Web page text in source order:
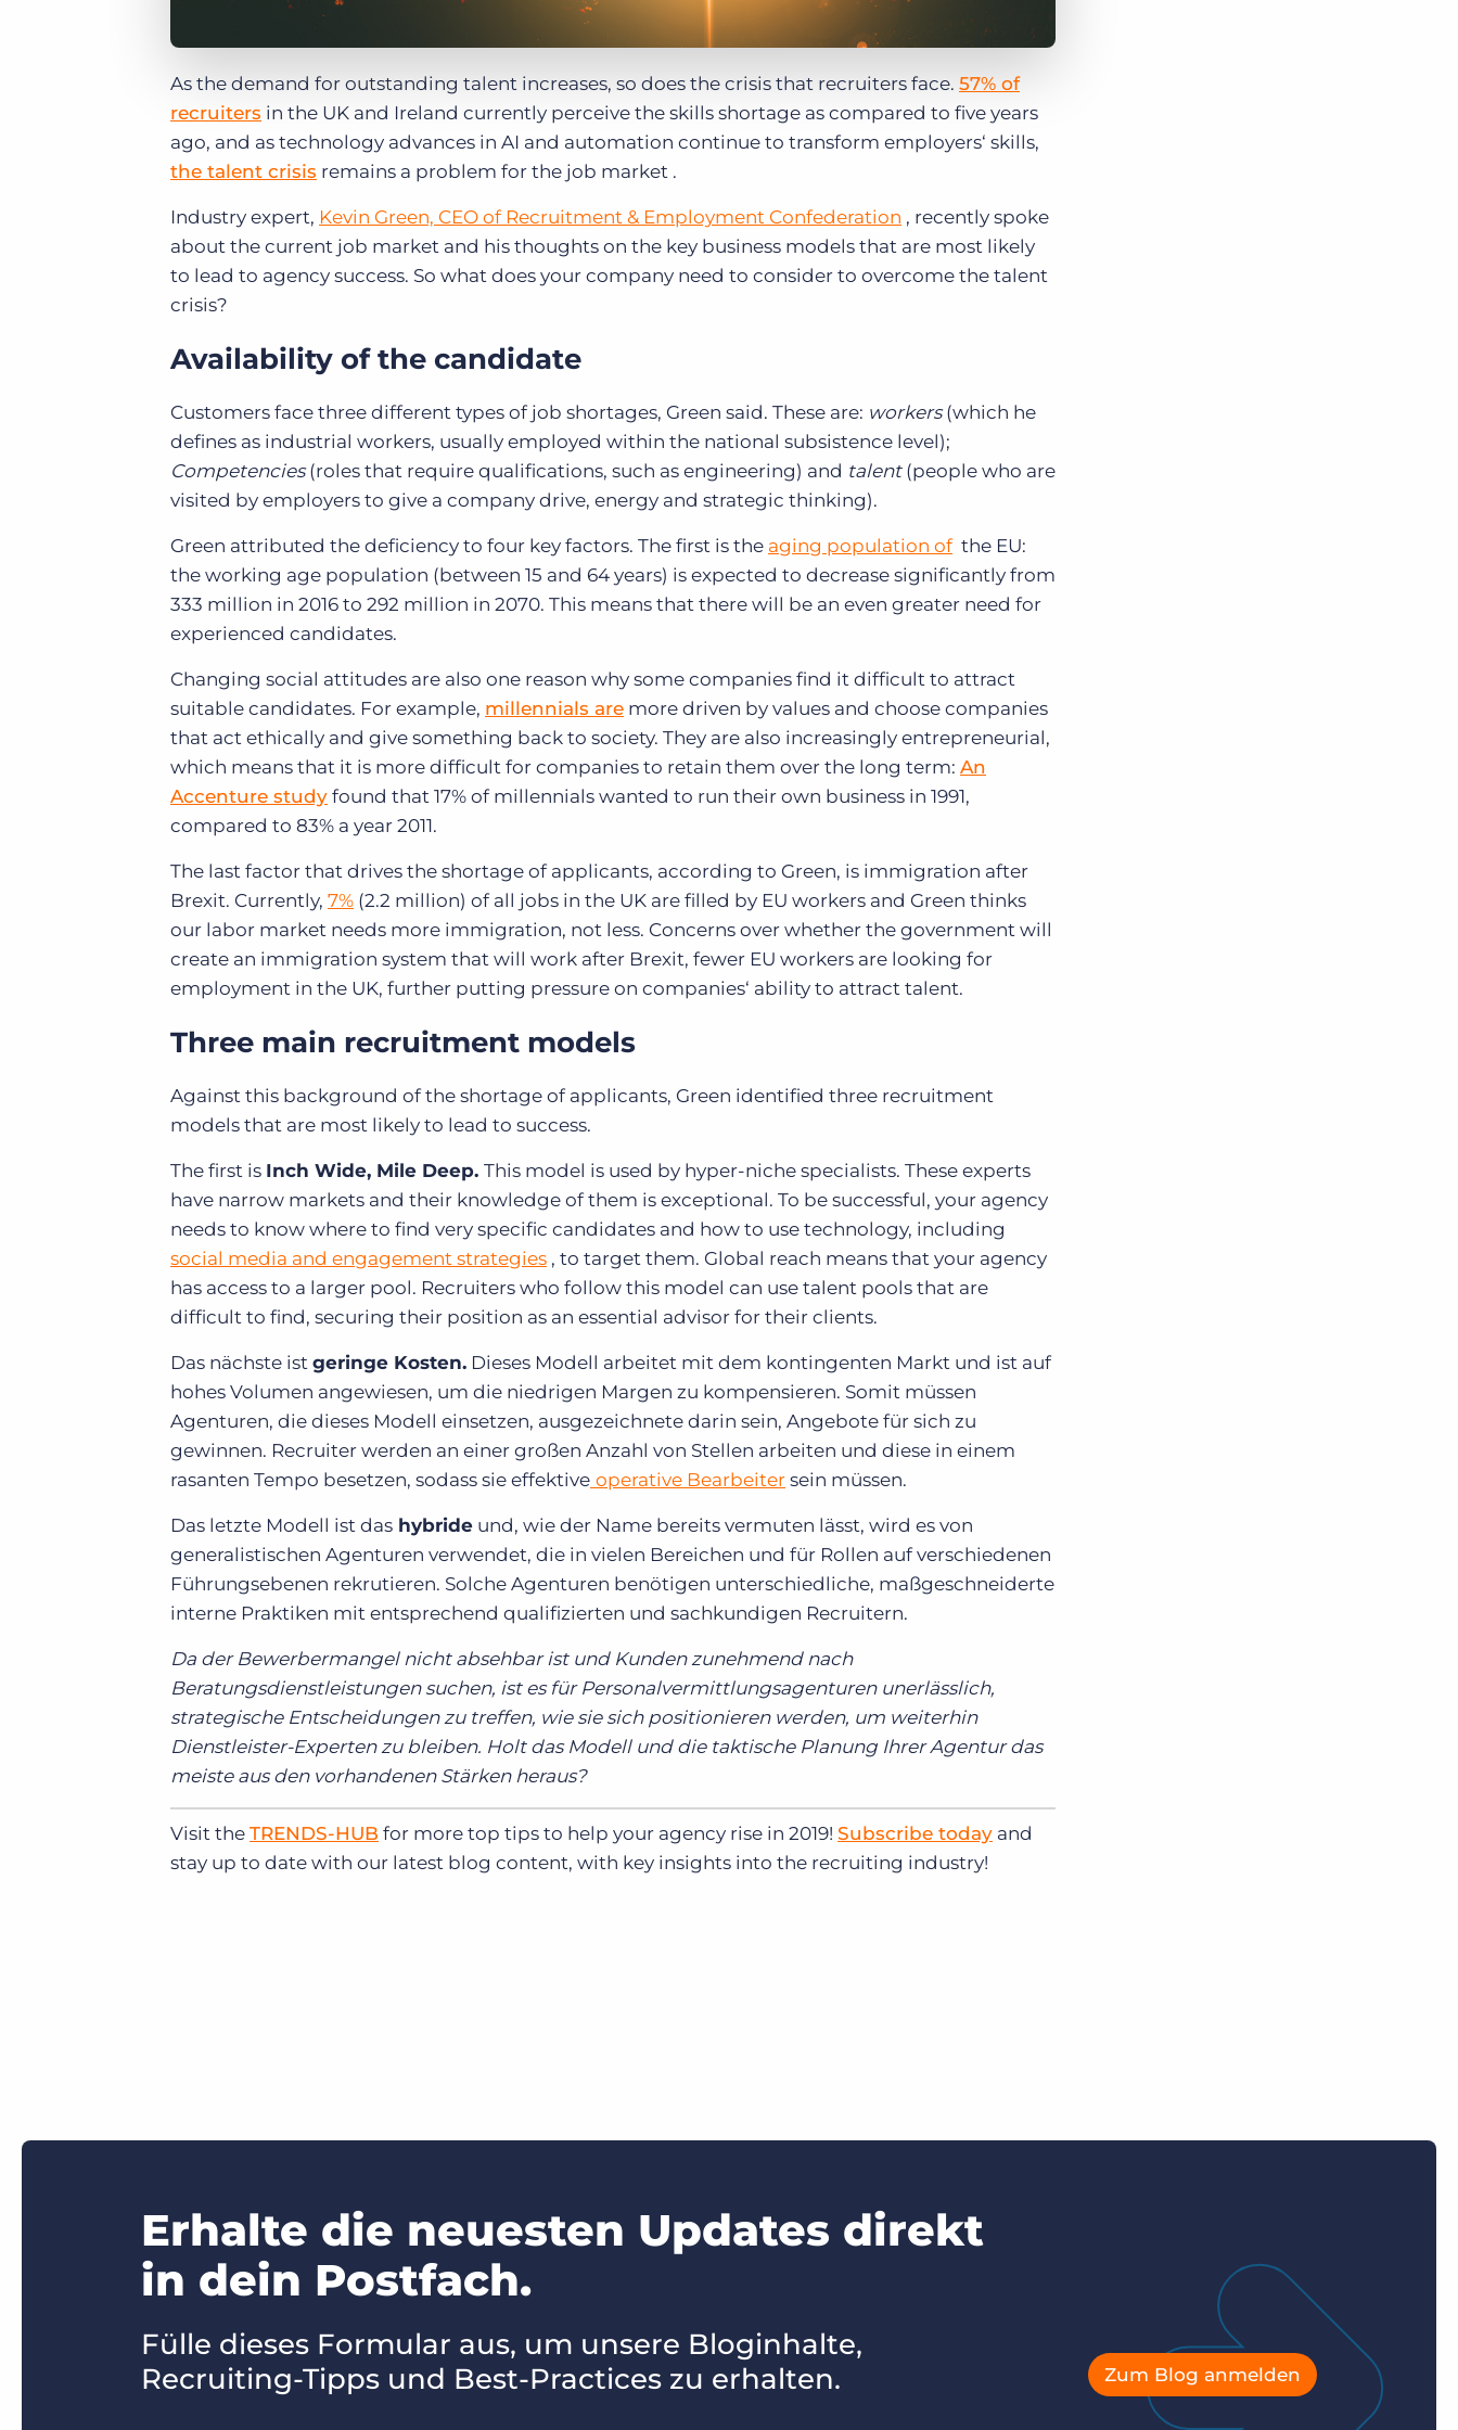
As the demand for outstanding talent increases, so does the crisis that recruiters face. 57% of
recruiters in the UK and Ireland currently perceive the skills shortage as compared to five years
ago, and as technology advances in AI and automation continue to transform employers‘ skills,
the talent crisis remains a problem for the job market .
Industry expert, Kevin Green, CEO of Recruitment & Employment Confederation , recently spoke
about the current job market and his thoughts on the key business models that are most likely
to lead to agency success. So what does your company need to consider to overcome the talent
crisis?
Availability of the candidate
Customers face three different types of job shortages, Green said. These are: workers(which he
defines as industrial workers, usually employed within the national subsistence level);
Competencies(roles that require qualifications, such as engineering) and talent(people who are
visited by employers to give a company drive, energy and strategic thinking).
Green attributed the deficiency to four key factors. The first is the aging population ofthe EU:
the working age population (between 15 and 64 years) is expected to decrease significantly from
333 million in 2016 to 292 million in 2070. This means that there will be an even greater need for
experienced candidates.
Changing social attitudes are also one reason why some companies find it difficult to attract
suitable candidates. For example, millennials are more driven by values ​​and choose companies
that act ethically and give something back to society. They are also increasingly entrepreneurial,
which means that it is more difficult for companies to retain them over the long term: An
Accenture study found that 17% of millennials wanted to run their own business in 1991,
compared to 83% a year 2011.
The last factor that drives the shortage of applicants, according to Green, is immigration after
Brexit. Currently, 7% (2.2 million) of all jobs in the UK are filled by EU workers and Green thinks
our labor market needs more immigration, not less. Concerns over whether the government will
create an immigration system that will work after Brexit, fewer EU workers are looking for
employment in the UK, further putting pressure on companies‘ ability to attract talent.
Three main recruitment models
Against this background of the shortage of applicants, Green identified three recruitment
models that are most likely to lead to success.
The first is Inch Wide, Mile Deep. This model is used by hyper-niche specialists. These experts
have narrow markets and their knowledge of them is exceptional. To be successful, your agency
needs to know where to find very specific candidates and how to use technology, including
social media and engagement strategies , to target them. Global reach means that your agency
has access to a larger pool. Recruiters who follow this model can use talent pools that are
difficult to find, securing their position as an essential advisor for their clients.
Das nächste ist geringe Kosten. Dieses Modell arbeitet mit dem kontingenten Markt und ist auf
hohes Volumen angewiesen, um die niedrigen Margen zu kompensieren. Somit müssen
Agenturen, die dieses Modell einsetzen, ausgezeichnete darin sein, Angebote für sich zu
gewinnen. Recruiter werden an einer großen Anzahl von Stellen arbeiten und diese in einem
rasanten Tempo besetzen, sodass sie effektive operative Bearbeiter sein müssen.
Das letzte Modell ist das hybride und, wie der Name bereits vermuten lässt, wird es von
generalistischen Agenturen verwendet, die in vielen Bereichen und für Rollen auf verschiedenen
Führungsebenen rekrutieren. Solche Agenturen benötigen unterschiedliche, maßgeschneiderte
interne Praktiken mit entsprechend qualifizierten und sachkundigen Recruitern.
Da der Bewerbermangel nicht absehbar ist und Kunden zunehmend nach
Beratungsdienstleistungen suchen, ist es für Personalvermittlungsagenturen unerlässlich,
strategische Entscheidungen zu treffen, wie sie sich positionieren werden, um weiterhin
Dienstleister-Experten zu bleiben. Holt das Modell und die taktische Planung Ihrer Agentur das
meiste aus den vorhandenen Stärken heraus?
Visit the TRENDS-HUB for more top tips to help your agency rise in 2019! Subscribe today and
stay up to date with our latest blog content, with key insights into the recruiting industry!
Erhalte die neuesten Updates direkt
in dein Postfach.
Fülle dieses Formular aus, um unsere Bloginhalte,
Recruiting-Tipps und Best-Practices zu erhalten.
Zum Blog anmelden